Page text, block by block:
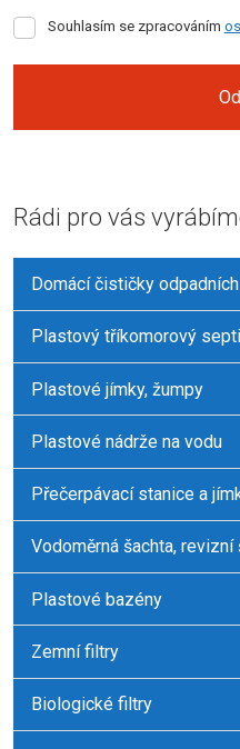
Souhlasím
zpracováním
Souhlasím se zpracováním
nepodařilo
odeslat.
Rádi pro vás
Domácí čističky
Plastový tříkomorový
Plastové jímky, žumpy
Plastové nádrže na vodu
Přečerpávací stanice a
Vodoměrná šachta, revizní
Plastové bazény
Zemní filtry
Biologické filtry